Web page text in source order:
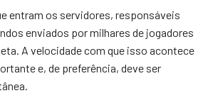
entram os servidores, responsáveis
enviados por milhares de jogadores
A velocidade com que isso acontece
e, de preferência, deve ser